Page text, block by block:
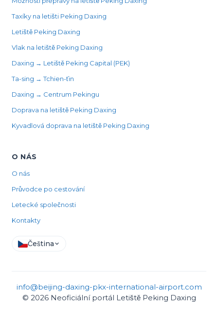
Taxíky na letišti Peking Daxing
Letiště Peking Daxing
Vlak na letiště Peking Daxing
Daxing → Letiště Peking Capital (PEK)
Ta-sing → Tchien-ťin
Daxing → Centrum Pekingu
Doprava na letiště Peking Daxing
Kyvadlová doprava na letiště Peking Daxing
O NÁS
O nás
Průvodce po cestování
Letecké společnosti
Kontakty
Čeština
info@beijing-daxing-pkx-international-airport.com
© 2026 Neoficiální portál Letiště Peking Daxing